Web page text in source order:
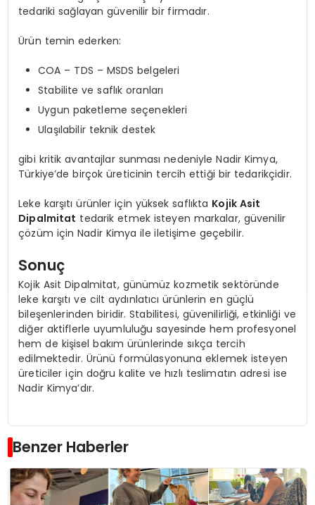
tedariki sağlayan güvenilir bir firmadır.
Ürün temin ederken:
COA – TDS – MSDS belgeleri
Stabilite ve saflık oranları
Uygun paketleme seçenekleri
Ulaşılabilir teknik destek
gibi kritik avantajlar sunması nedeniyle Nadir Kimya,
Türkiye’de birçok üreticinin tercih ettiği bir tedarikçidir.
Leke karşıtı ürünler için yüksek saflıkta Kojik Asit
Dipalmitat tedarik etmek isteyen markalar, güvenilir
çözüm için Nadir Kimya ile iletişime geçebilir.
Sonuç
Kojik Asit Dipalmitat, günümüz kozmetik sektöründe
leke karşıtı ve cilt aydınlatıcı ürünlerin en güçlü
bileşenlerinden biridir. Stabilitesi, güvenilirliği, etkinliği ve
diğer aktiflerle uyumluluğu sayesinde hem profesyonel
hem de kişisel bakım ürünlerinde sıkça tercih
edilmektedir. Ürünü formülasyonuna eklemek isteyen
üreticiler için doğru kalite ve hızlı teslimatın adresi ise
Nadir Kimya’dır.
Benzer Haberler